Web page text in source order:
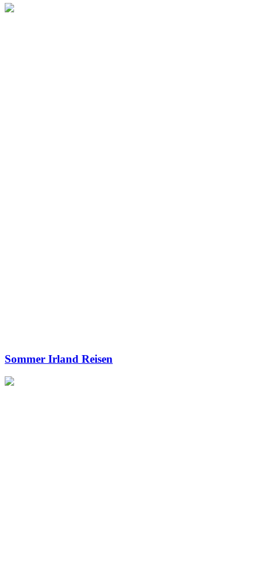
Sommer Irland Reisen